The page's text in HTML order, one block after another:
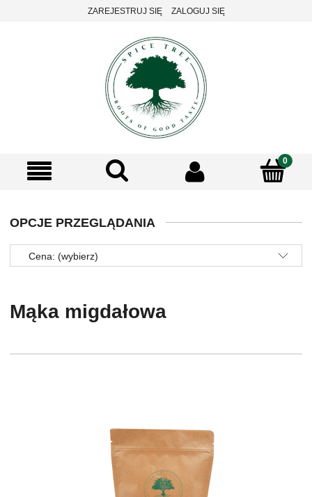
ZAREJESTRUJ SIĘ ZALOGUJ SIĘ
OPCJE PRZEGLĄDANIA
Cena: (wybierz)
Mąka migdałowa